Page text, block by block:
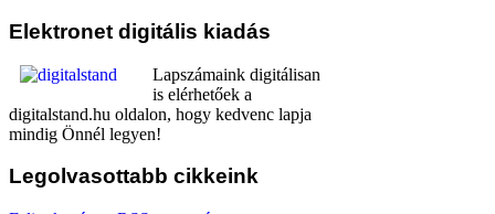
Elektronet digitális kiadás
Lapszámaink digitálisan
is elérhetőek a
digitalstand.hu oldalon, hogy kedvenc lapja
mindig Önnél legyen!
Legolvasottabb cikkeink